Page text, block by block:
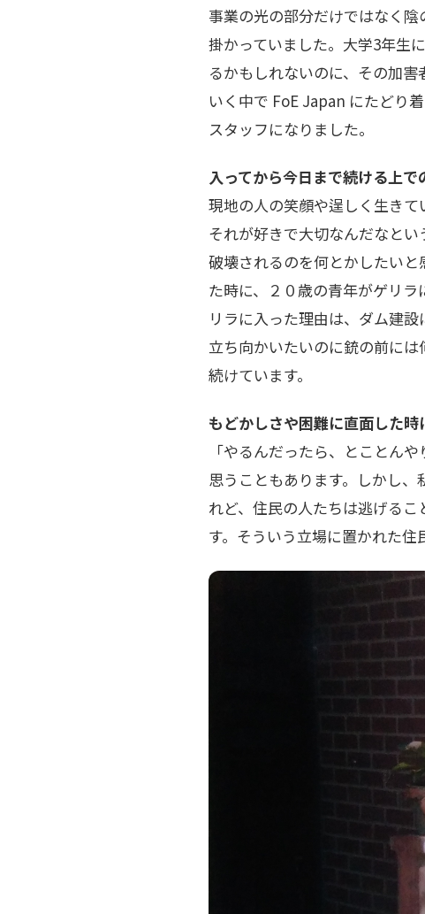
事業の光の部分だけではなく
掛かっていました。大学3年生
るかもしれないのに、その加
いく中で FoE Japan にたどり
スタッフになりました。
入ってから今日まで続ける上
現地の人の笑顔や逞しく生きて
それが好きで大切なんだなと
破壊されるのを何とかしたい
た時に、２０歳の青年がゲリ
リラに入った理由は、ダム建
立ち向かいたいのに銃の前に
続けています。
もどかしさや困難に直面した
「やるんだったら、とことん
思うこともあります。しかし
れど、住民の人たちは逃げる
す。そういう立場に置かれた住